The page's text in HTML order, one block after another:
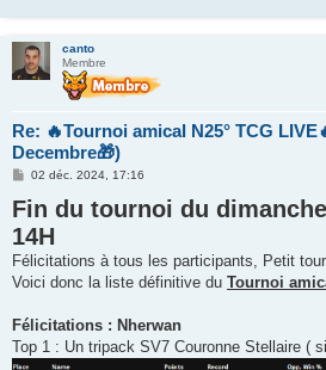
canto
Membre
Re: 🔥Tournoi amical N25° TCG
Decembre🎁)
M
s
s
a
g
e
02 déc. 2024, 17:16
Fin du tournoi du
14H
Félicitations à tous les participants, Petit
Voici donc la liste définitive du Tournoi
Félicitations : Nherwan
Top 1 : Un tripack SV7 Couronne Stellaire (